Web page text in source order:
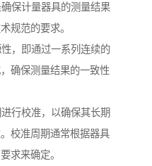
保计量器具的测量结果
规范的要求。
，即通过一系列连续的
确保测量结果的一致性
行校准，以确保其长期
校准周期通常根据器具
求来确定。